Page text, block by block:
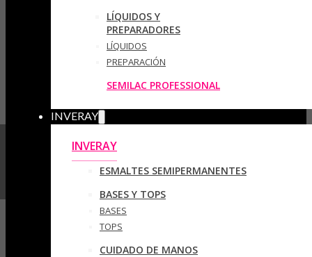
LÍQUIDOS Y
PREPARADORES
LÍQUIDOS
PREPARACIÓN
SEMILAC PROFESSIONAL
INVERAY
INVERAY
ESMALTES SEMIPERMANENTES
BASES Y TOPS
BASES
TOPS
CUIDADO DE MANOS